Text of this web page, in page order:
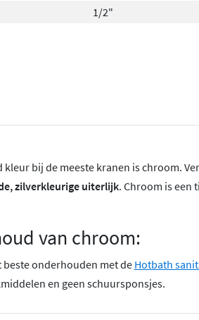
1/2"
kleur bij de meeste kranen is chroom.
zilverkleurige uiterlijk. Chroom is een
van chroom:
beste onderhouden met de Hotbath
en geen schuursponsjes.